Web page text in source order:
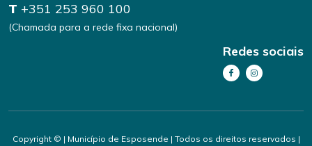
T +351 253 960 100
(Chamada para a rede fixa nacional)
Redes sociais
Copyright © | Município de Esposende | Todos os direitos reservados |